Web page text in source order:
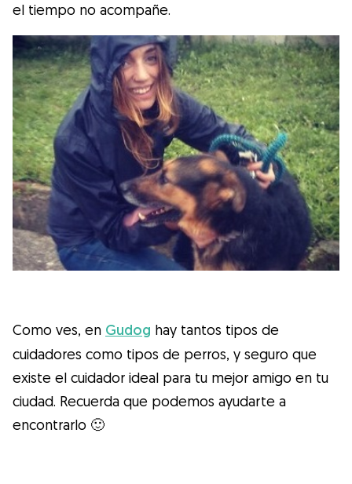
el tiempo no acompañe.
Como ves, en Gudog hay tantos tipos de
cuidadores como tipos de perros, y seguro que
existe el cuidador ideal para tu mejor amigo en tu
ciudad. Recuerda que podemos ayudarte a
encontrarlo 🙂